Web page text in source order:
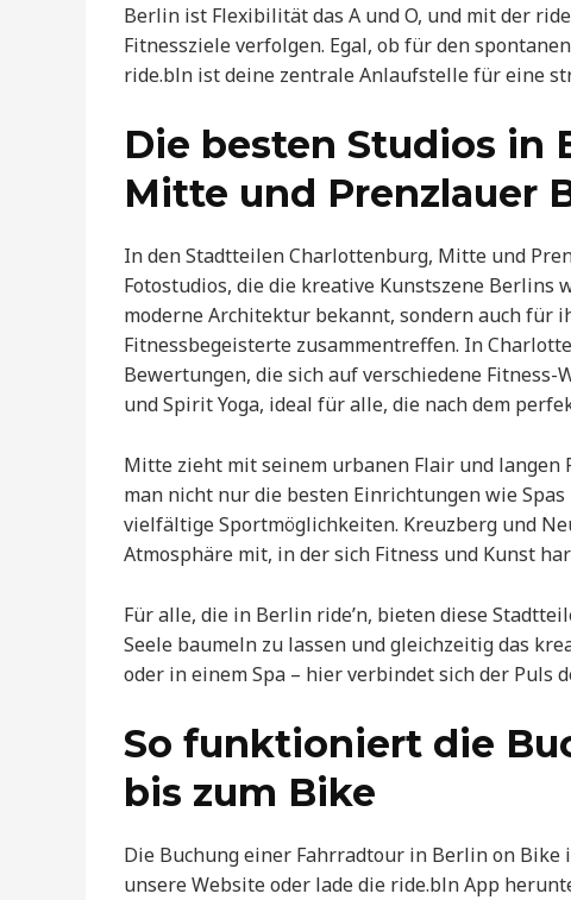
Berlin ist Flexibilität das A und O, und mit der
Fitnessziele verfolgen. Egal, ob für den
ride.bln ist deine zentrale Anlaufstelle für eine
Die besten Studios in
Mitte und Prenzlauer
In den Stadtteilen Charlottenburg, Mitte und
Fotostudios, die die kreative Kunstszene
moderne Architektur bekannt, sondern auch für
Fitnessbegeisterte zusammentreffen. In
Bewertungen, die sich auf verschiedene
und Spirit Yoga, ideal für alle, die nach dem
Mitte zieht mit seinem urbanen Flair und langen
man nicht nur die besten Einrichtungen wie
vielfältige Sportmöglichkeiten. Kreuzberg und
Atmosphäre mit, in der sich Fitness und Kunst
Für alle, die in Berlin ride’n, bieten diese
Seele baumeln zu lassen und gleichzeitig das
oder in einem Spa – hier verbindet sich der Puls
So funktioniert die
bis zum Bike
Die Buchung einer Fahrradtour in Berlin on
unsere Website oder lade die ride.bln App